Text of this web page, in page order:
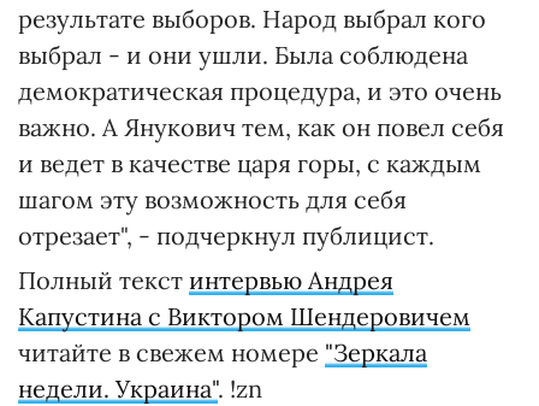
результате выборов. Народ выбрал кого
выбрал - и они ушли. Была соблюдена
демократическая процедура, и это очень
важно. А Янукович тем, как он повел себя
и ведет в качестве царя горы, с каждым
шагом эту возможность для себя
отрезает", - подчеркнул публицист.
Полный текст интервью Андрея
Капустина с Виктором Шендеровичем
читайте в свежем номере "Зеркала
недели. Украина". !zn